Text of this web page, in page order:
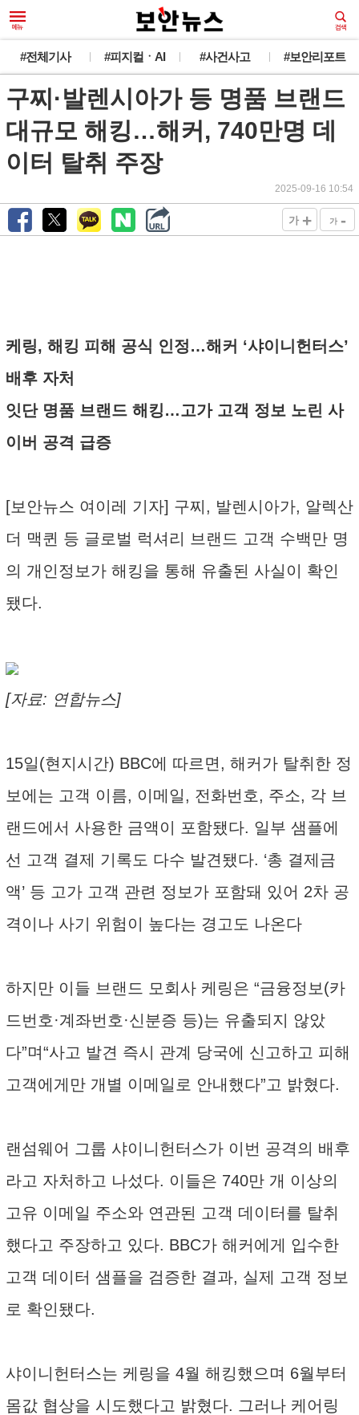
#전체기사 #피지컬ㆍAI #사건사고 #보안리포트
구찌·발렌시아가 등 명품 브랜드
대규모 해킹…해커, 740만명 데
이터 탈취 주장
2025-09-16 10:54
가 + 가 -
케링, 해킹 피해 공식 인정…해커 ‘샤이니헌터스’
배후 자처
잇단 명품 브랜드 해킹…고가 고객 정보 노린 사
이버 공격 급증
[보안뉴스 여이레 기자] 구찌, 발렌시아가, 알렉산
더 맥퀸 등 글로벌 럭셔리 브랜드 고객 수백만 명
의 개인정보가 해킹을 통해 유출된 사실이 확인
됐다.
[자료: 연합뉴스]
15일(현지시간) BBC에 따르면, 해커가 탈취한 정
보에는 고객 이름, 이메일, 전화번호, 주소, 각 브
랜드에서 사용한 금액이 포함됐다. 일부 샘플에
선 고객 결제 기록도 다수 발견됐다. ‘총 결제금
액’ 등 고가 고객 관련 정보가 포함돼 있어 2차 공
격이나 사기 위험이 높다는 경고도 나온다
하지만 이들 브랜드 모회사 케링은 “금융정보(카
드번호·계좌번호·신분증 등)는 유출되지 않았
다”며“사고 발견 즉시 관계 당국에 신고하고 피해
고객에게만 개별 이메일로 안내했다”고 밝혔다.
랜섬웨어 그룹 샤이니헌터스가 이번 공격의 배후
라고 자처하고 나섰다. 이들은 740만 개 이상의
고유 이메일 주소와 연관된 고객 데이터를 탈취
했다고 주장하고 있다. BBC가 해커에게 입수한
고객 데이터 샘플을 검증한 결과, 실제 고객 정보
로 확인됐다.
샤이니헌터스는 케링을 4월 해킹했으며 6월부터
몸값 협상을 시도했다고 밝혔다. 그러나 케어링